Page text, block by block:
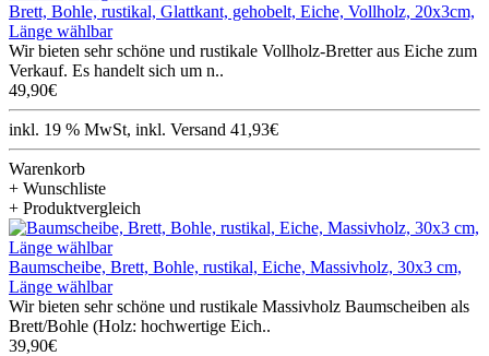
Brett, Bohle, rustikal, Glattkant, gehobelt, Eiche, Vollholz, 20x3cm,
Länge wählbar
Wir bieten sehr schöne und rustikale Vollholz-Bretter aus Eiche zum
Verkauf. Es handelt sich um n..
49,90€
inkl. 19 % MwSt, inkl. Versand 41,93€
Warenkorb
+ Wunschliste
+ Produktvergleich
Baumscheibe, Brett, Bohle, rustikal, Eiche, Massivholz, 30x3 cm,
Länge wählbar
Wir bieten sehr schöne und rustikale Massivholz Baumscheiben als
Brett/Bohle (Holz: hochwertige Eich..
39,90€